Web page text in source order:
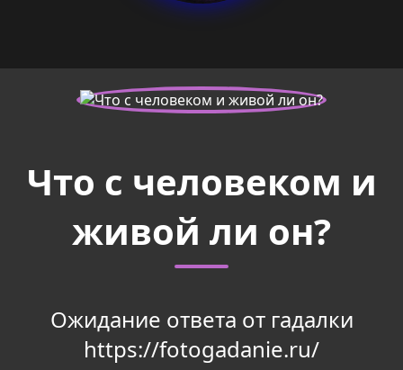
Что с человеком и
живой ли он?
Ожидание ответа от гадалки
https://fotogadanie.ru/